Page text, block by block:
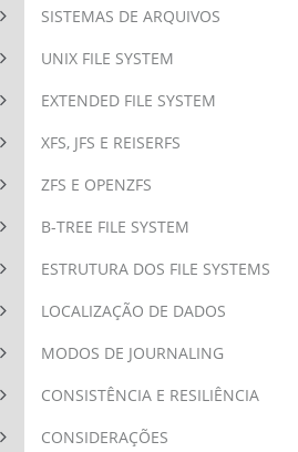
SISTEMAS DE ARQUIVOS
UNIX FILE SYSTEM
EXTENDED FILE SYSTEM
XFS, JFS E REISERFS
ZFS E OPENZFS
B-TREE FILE SYSTEM
ESTRUTURA DOS FILE SYSTEMS
LOCALIZAÇÃO DE DADOS
MODOS DE JOURNALING
CONSISTÊNCIA E RESILIÊNCIA
CONSIDERAÇÕES